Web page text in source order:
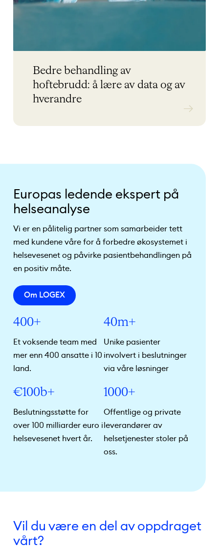
Bedre behandling av
hoftebrudd: å lære av data og av
hverandre
Kanta-Häme sykehusdistrikt
forbedrer verdien av sin
virksomhet med vår
helsetjenesteanalyse.
helsetjenester
Europas ledende ekspert på
helseanalyse
Vi er en pålitelig partner som samarbeider tett
med kundene våre for å forbedre økosystemet i
helsevesenet og påvirke pasientbehandlingen på
en positiv måte.
Om LOGEX
400+
Et voksende team med
mer enn 400 ansatte i 10
land.
40m+
Unike pasienter
involvert i beslutninger
via våre løsninger
€100b+
Beslutningsstøtte for
over 100 milliarder euro i
helsevesenet hvert år.
1000+
Offentlige og private
leverandører av
helsetjenester stoler på
oss.
Vil du være en del av oppdraget
vårt?